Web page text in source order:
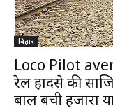
बिहार
Loco Pilot
रेल हादसे की
बाल बची हजारों